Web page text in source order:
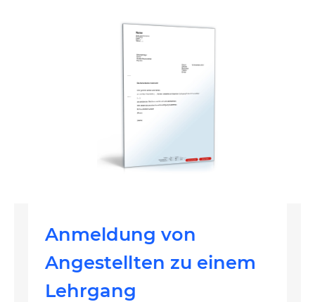
Anmeldung von
Angestellten zu einem
Lehrgang